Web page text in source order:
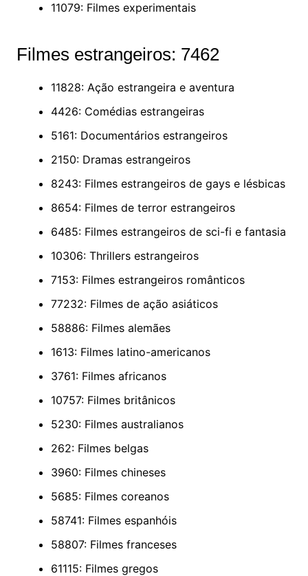
11079: Filmes experimentais
Filmes estrangeiros: 7462
11828: Ação estrangeira e aventura
4426: Comédias estrangeiras
5161: Documentários estrangeiros
2150: Dramas estrangeiros
8243: Filmes estrangeiros de gays e lésbicas
8654: Filmes de terror estrangeiros
6485: Filmes estrangeiros de sci-fi e fantasia
10306: Thrillers estrangeiros
7153: Filmes estrangeiros românticos
77232: Filmes de ação asiáticos
58886: Filmes alemães
1613: Filmes latino-americanos
3761: Filmes africanos
10757: Filmes britânicos
5230: Filmes australianos
262: Filmes belgas
3960: Filmes chineses
5685: Filmes coreanos
58741: Filmes espanhóis
58807: Filmes franceses
61115: Filmes gregos